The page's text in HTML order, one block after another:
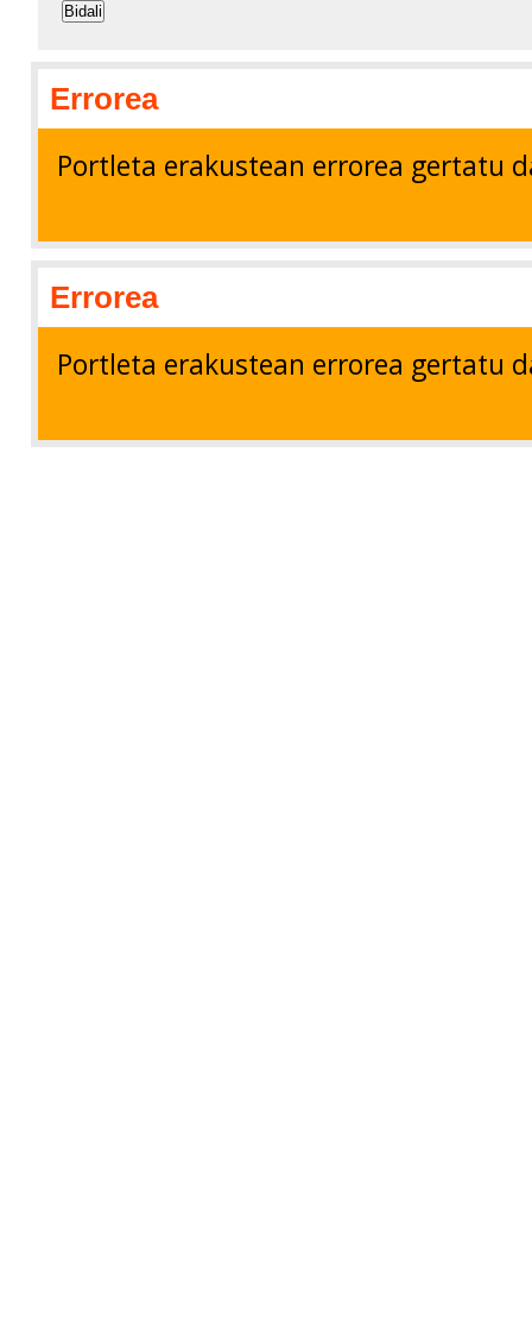
Bidali
Errorea
Portleta erakustean errorea gertatu
Errorea
Portleta erakustean errorea gertatu